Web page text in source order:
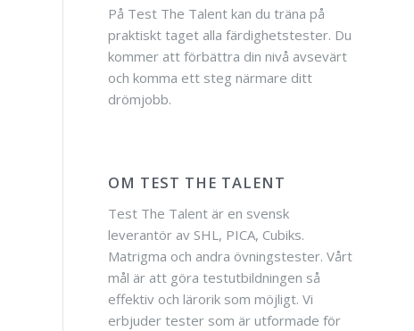
På Test The Talent kan du träna på
praktiskt taget alla färdighetstester. Du
kommer att förbättra din nivå avsevärt
och komma ett steg närmare ditt
drömjobb.
OM TEST THE TALENT
Test The Talent är en svensk
leverantör av SHL, PICA, Cubiks.
Matrigma och andra övningstester. Vårt
mål är att göra testutbildningen så
effektiv och lärorik som möjligt. Vi
erbjuder tester som är utformade för